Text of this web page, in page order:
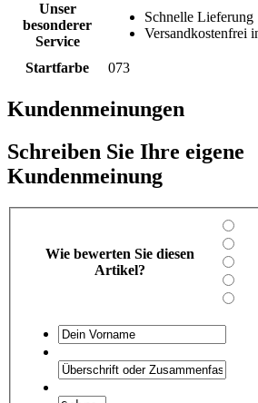
Unser
besonderer
Service
Schnelle Lieferung
Versandkostenfrei
Startfarbe 073
Kundenmeinungen
Schreiben Sie Ihre eigene
Kundenmeinung
Wie bewerten Sie diesen
Artikel?